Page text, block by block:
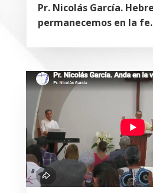
Pr. Nicolás García.
permanecemos en la fe.